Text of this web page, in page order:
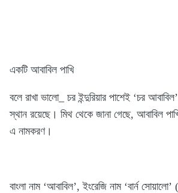
একটি আবাবিল পাখি
বলে রাখা ভালো_ চর ইন্দুরিয়ার পাশেই ‘চর
স্থান রয়েছে। মিথ থেকে জানা গেছে, আবাবিল
এ নামকরণ।
বাংলা নাম ‘আবাবিল’, ইংরেজি নাম ‘বার্ন